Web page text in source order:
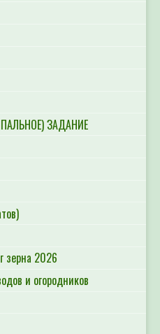
ЗАДАНИЕ
зерна 2026
и огородников